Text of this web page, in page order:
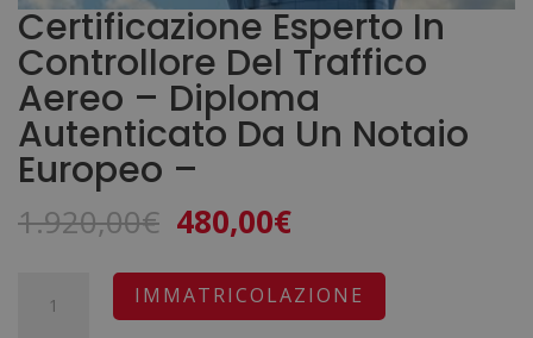
Certificazione Esperto In
Controllore Del Traffico
Aereo – Diploma
Autenticato Da Un Notaio
Europeo –
1.920,00€ Il
originale
era:
480,00€Il
attuale
è:
IMMATRICOLAZIONE